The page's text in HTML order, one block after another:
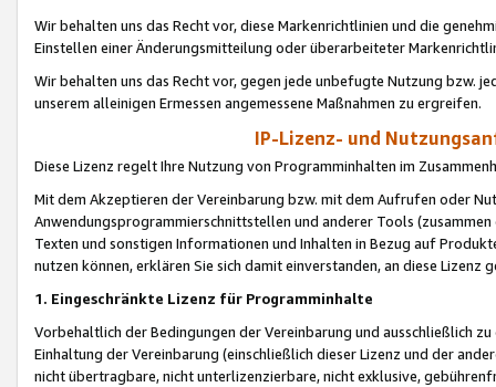
Wir behalten uns das Recht vor, diese Markenrichtlinien und die
Einstellen einer Änderungsmitteilung oder überarbeiteter
Wir behalten uns das Recht vor, gegen jede unbefugte Nutzung bzw.
unserem alleinigen Ermessen angemessene Maßnahmen zu ergreifen.
IP-Lizenz- und
Diese Lizenz regelt Ihre Nutzung von Programminhalten im
Mit dem Akzeptieren der Vereinbarung bzw. mit dem Aufrufen oder
Anwendungsprogrammierschnittstellen und anderer Tools (zusammen
Texten und sonstigen Informationen und Inhalten in Bezug auf
nutzen können, erklären Sie sich damit einverstanden, an diese Lizenz
1. Eingeschränkte Lizenz für Programminhalte
Vorbehaltlich der Bedingungen der Vereinbarung und ausschließlich
Einhaltung der Vereinbarung (einschließlich dieser Lizenz und der
nicht übertragbare, nicht unterlizenzierbare, nicht exklusive,